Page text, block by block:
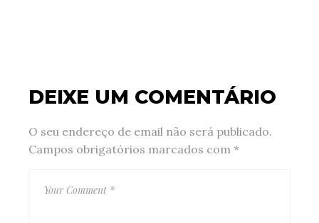
DEIXE UM COMENTÁRIO
O seu endereço de email não será publicado.
Campos obrigatórios marcados com*